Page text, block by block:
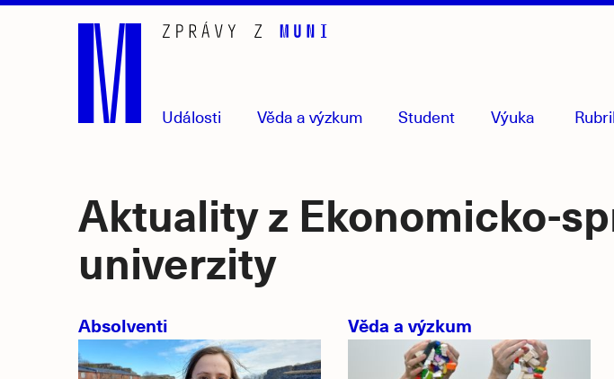
Události Věda a výzkum Student Výuka
Aktuality z Ekonomicko-
univerzity
Absolventi Věda a výzkum